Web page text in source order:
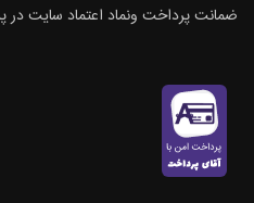
ضمانت پرداخت ونماد اعتماد سایت در